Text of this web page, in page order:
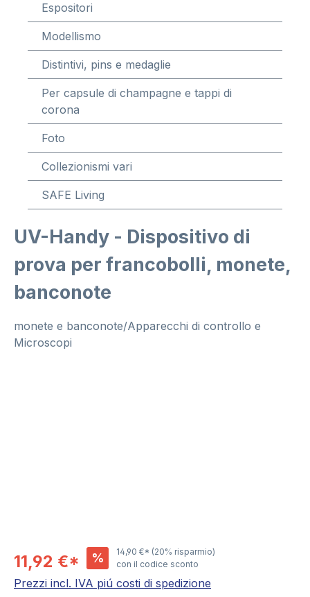
Espositori
Modellismo
Distintivi, pins e medaglie
Per capsule di champagne e tappi di
corona
Foto
Collezionismi vari
SAFE Living
UV-Handy - Dispositivo di
prova per francobolli, monete,
banconote
monete e banconote/Apparecchi di controllo e
Microscopi
11,92 €* % 14,90 €* (20% risparmio)
con il codice sconto
Prezzi incl. IVA piú costi di spedizione